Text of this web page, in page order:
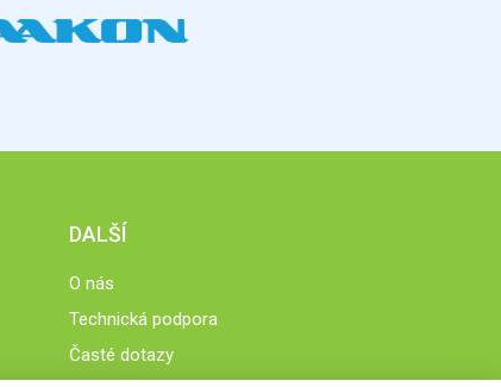
DALŠÍ
O nás
Technická podpora
Časté dotazy